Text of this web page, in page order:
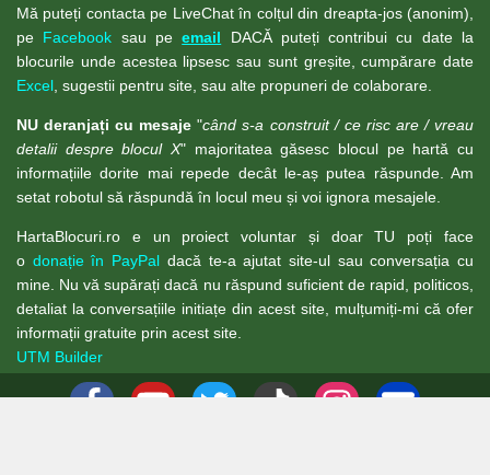
Mă puteți contacta pe LiveChat în colțul din dreapta-jos (anonim),
pe Facebook sau peemail DACĂ puteți contribui cu date la
blocurile unde acestea lipsesc sau sunt greșite, cumpărare date
Excel , sugestii pentru site, sau alte propuneri de colaborare.
NU deranjați cu mesaje"când s-a construit / ce risc are / vreau
detalii despre blocul X" majoritatea găsesc blocul pe hartă cu
informațiile dorite mai repede decât le-aș putea răspunde. Am
setat robotul să răspundă în locul meu și voi ignora mesajele.
HartaBlocuri.ro e un proiect voluntar și doar TU poți face
o donație în PayPal dacă te-a ajutat site-ul sau conversația cu
mine. Nu vă supărați dacă nu răspund suficient de rapid, politicos,
detaliat la conversațiile initiațe din acest site, mulțumiți-mi că ofer
informații gratuite prin acest site.
UTM Builder